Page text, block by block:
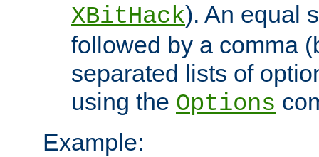
XBitHack). An equal
followed by a comma
separated lists of
using the Options
Example: